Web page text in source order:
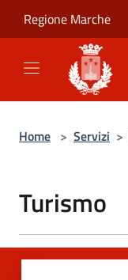
Regione Marche
Home > Servizi >
Turismo